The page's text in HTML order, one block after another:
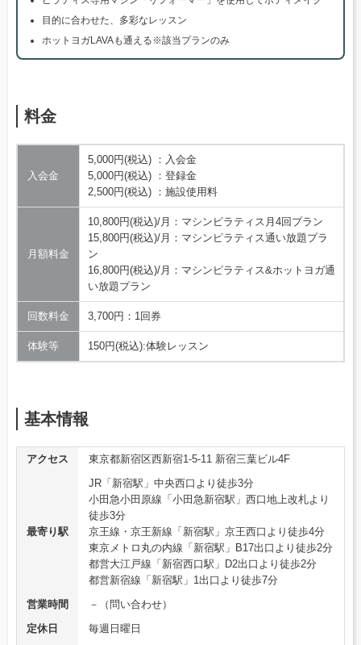
目的に合わせた、多彩なレッスン
ホットヨガLAVAも通える※該当プランのみ
料金
入会金
5,000円(税込) ：入会金
5,000円(税込) ：登録金
2,500円(税込) ：施設使用料
月額料金
10,800円(税込)/月：マシンピラティス月4回プラン
15,800円(税込)/月：マシンピラティス通い放題プラ
ン
16,800円(税込)/月：マシンピラティス&ホットヨガ通
い放題プラン
回数料金 3,700円：1回券
体験等 150円(税込):体験レッスン
基本情報
アクセス 東京都新宿区西新宿1-5-11 新宿三葉ビル4F
最寄り駅
JR「新宿駅」中央西口より徒歩3分
小田急小田原線「小田急新宿駅」西口地上改札より
徒歩3分
京王線・京王新線「新宿駅」京王西口より徒歩4分
東京メトロ丸の内線「新宿駅」B17出口より徒歩2分
都営大江戸線「新宿西口駅」D2出口より徒歩2分
都営新宿線「新宿駅」1出口より徒歩7分
営業時間
－（問い合わせ）
定休日
毎週日曜日